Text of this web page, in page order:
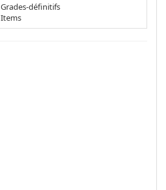
Grades-définitifs
Items